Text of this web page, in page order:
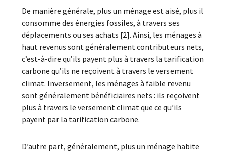
De manière générale, plus un ménage est aisé, plus il
consomme des énergies fossiles, à travers ses
déplacements ou ses achats [2]. Ainsi, les ménages à
haut revenus sont généralement contributeurs nets,
c’est-à-dire qu’ils payent plus à travers la tarification
carbone qu’ils ne reçoivent à travers le versement
climat. Inversement, les ménages à faible revenu
sont généralement bénéficiaires nets : ils reçoivent
plus à travers le versement climat que ce qu’ils
payent par la tarification carbone.
D’autre part, généralement, plus un ménage habite